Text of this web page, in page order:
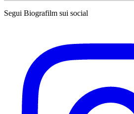
Segui Biografilm sui social